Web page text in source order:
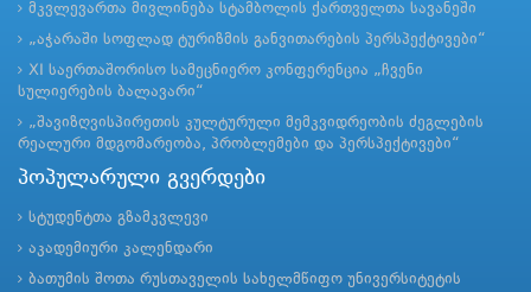
მკვლევართა მივლინება სტამბოლის ქართველთა სავანეში
„აჭარაში სოფლად ტურიზმის განვითარების პერსპექტივები“
XI საერთაშორისო სამეცნიერო კონფერენცია „ჩვენი
სულიერების ბალავარი“
„შავიზღვისპირეთის კულტურული მემკვიდრეობის ძეგლების
რეალური მდგომარეობა, პრობლემები და პერსპექტივები“
პოპულარული გვერდები
სტუდენტთა გზამკვლევი
აკადემიური კალენდარი
ბათუმის შოთა რუსთაველის სახელმწიფო უნივერსიტეტის